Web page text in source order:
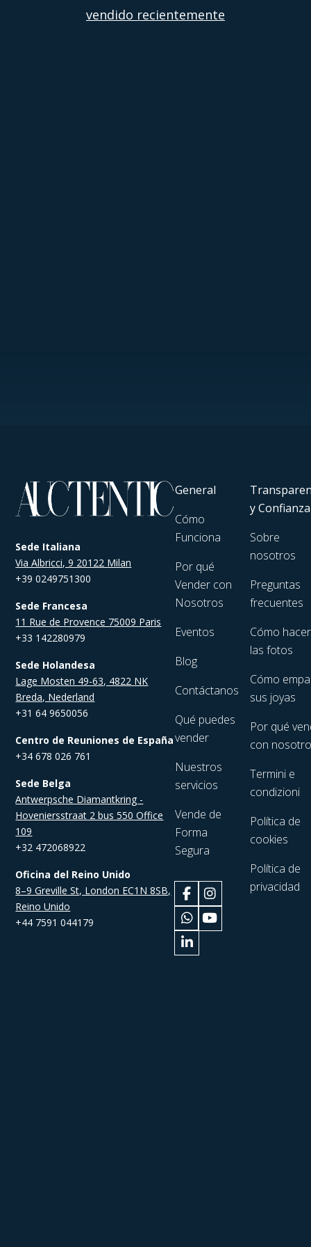
vendido recientemente
Sede Italiana
Via Albricci, 9 20122 Milan
+39 0249751300
Sede Francesa
11 Rue de Provence 75009 Paris
+33 142280979
Sede Holandesa
Lage Mosten 49-63, 4822 NK
Breda, Nederland
+31 64 9650056
Centro de Reuniones de España
+34 678 026 761
Sede Belga
Antwerpsche Diamantkring -
Hoveniersstraat 2 bus 550 Office
109
+32 472068922
Oficina del Reino Unido
8–9 Greville St, London EC1N 8SB,
Reino Unido
+44 7591 044179
General
Cómo
Funciona
Por qué
Vender con
Nosotros
Eventos
Blog
Contáctanos
Qué puedes
vender
Nuestros
servicios
Vende de
Forma
Segura
y Confianza
Sobre
nosotros
Preguntas
frecuentes
Cómo hacer
las fotos
Cómo
sus joyas
Por qué
con
Termini e
condizioni
Política de
cookies
Política de
privacidad